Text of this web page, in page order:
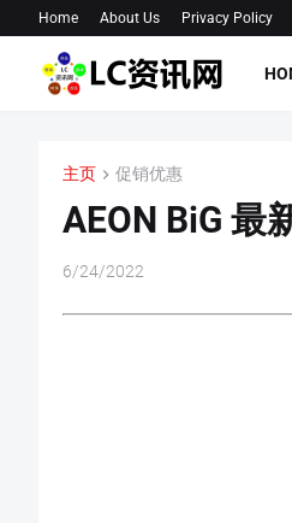
Home About Us Privacy Policy
主页 促销优惠
AEON BiG 最
6/24/2022